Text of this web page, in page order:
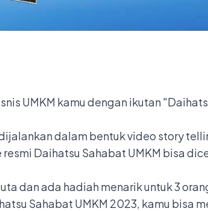
UMKM kamu dengan ikutan
dalam bentuk video story
Daihatsu Sahabat UMKM bisa
dan ada hadiah menarik untuk 3
Sahabat UMKM 2023, kamu bisa